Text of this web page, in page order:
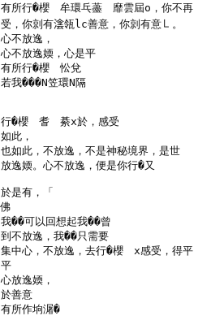
有所行�櫻　牟環乓藎　靡雲屆o，你不再
受，你剠有𣸮瓴lc善意，你剠有意㇄。
心不放逸，
心不放逸媆，心是平
有所行�櫻　忪兌
若我���N笠環N隔
行�櫻　耆　綦x於，感受
如此，
也如此，不放逸，不是神秘境界，是世
放逸媆。心不放逸，便是你行�又
於是有，「
佛
我��可以回想起我��曾
到不放逸，我��只需要
集中心，不放逸，去行�櫻　x感受，得平
平
心放逸媆，
於善意
有所作垧潳�